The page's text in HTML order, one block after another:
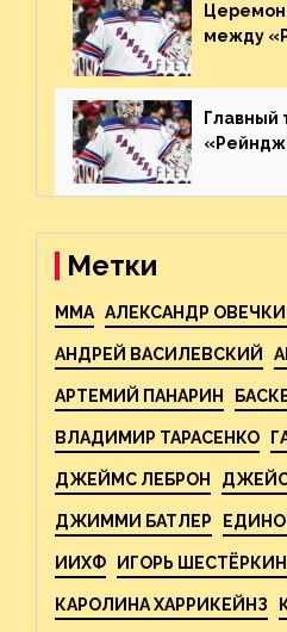
между
матча
Главный
Метки
MMA АЛЕКСАНДР
АНДРЕЙ ВАСИЛЕВСКИЙ
АРТЕМИЙ ПАНАРИН
ВЛАДИМИР ТАРАСЕНКО
ДЖЕЙМС ЛЕБРОН
ДЖИММИ БАТЛЕР
ИИХФ ИГОРЬ ШЕСТЁРКИН
КАРОЛИНА ХАРРИКЕЙНЗ